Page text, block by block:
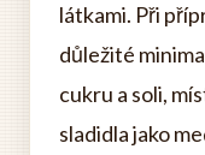
látkami. Při
důležité
cukru a soli,
sladidla jako